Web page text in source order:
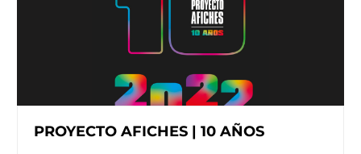
PROYECTO AFICHES | 10 AÑOS